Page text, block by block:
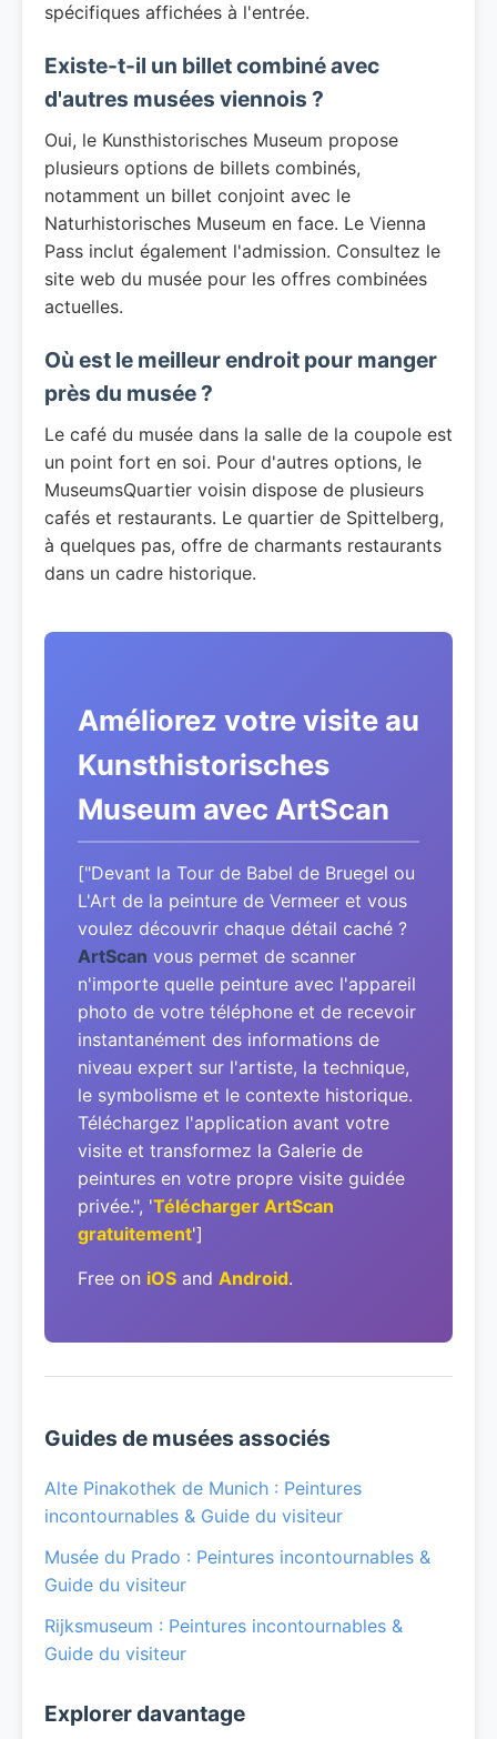
spécifiques affichées à l'entrée.
Existe-t-il un billet combiné avec
d'autres musées viennois ?
Oui, le Kunsthistorisches Museum propose
plusieurs options de billets combinés,
notamment un billet conjoint avec le
Naturhistorisches Museum en face. Le Vienna
Pass inclut également l'admission. Consultez le
site web du musée pour les offres combinées
actuelles.
Où est le meilleur endroit pour manger
près du musée ?
Le café du musée dans la salle de la coupole est
un point fort en soi. Pour d'autres options, le
MuseumsQuartier voisin dispose de plusieurs
cafés et restaurants. Le quartier de Spittelberg,
à quelques pas, offre de charmants restaurants
dans un cadre historique.
Améliorez votre visite au
Kunsthistorisches
Museum avec ArtScan
["Devant la Tour de Babel de Bruegel ou
L'Art de la peinture de Vermeer et vous
voulez découvrir chaque détail caché ?
ArtScan vous permet de scanner
n'importe quelle peinture avec l'appareil
photo de votre téléphone et de recevoir
instantanément des informations de
niveau expert sur l'artiste, la technique,
le symbolisme et le contexte historique.
Téléchargez l'application avant votre
visite et transformez la Galerie de
peintures en votre propre visite guidée
privée.", 'Télécharger ArtScan
gratuitement']
Free on iOS and Android.
Guides de musées associés
Alte Pinakothek de Munich : Peintures
incontournables & Guide du visiteur
Musée du Prado : Peintures incontournables &
Guide du visiteur
Rijksmuseum : Peintures incontournables &
Guide du visiteur
Explorer davantage